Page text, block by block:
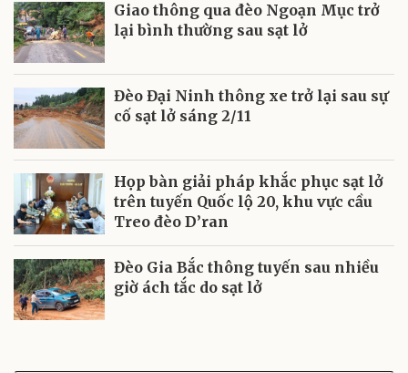
Giao thông qua đèo Ngoạn Mục trở
lại bình thường sau sạt lở
Đèo Đại Ninh thông xe trở lại sau sự
cố sạt lở sáng 2/11
Họp bàn giải pháp khắc phục sạt lở
trên tuyến Quốc lộ 20, khu vực cầu
Treo đèo D’ran
Đèo Gia Bắc thông tuyến sau nhiều
giờ ách tắc do sạt lở